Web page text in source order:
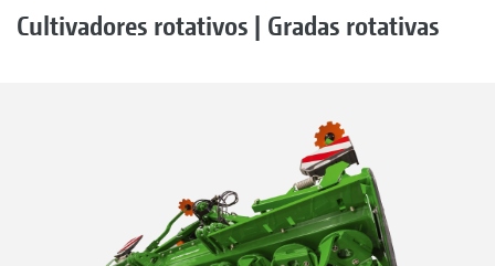
Cultivadores rotativos | Gradas rotativas